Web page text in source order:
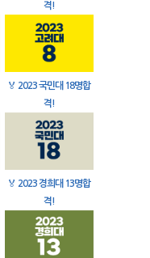
격!
🏅 2023 국민대 18명합
격!
🏅 2023 경희대 13명합
격!